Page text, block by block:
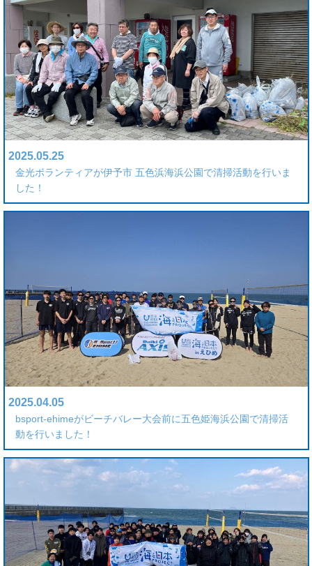
2025.05.25
金光ボランティアが伊予市 五色浜海浜公園で清掃活動を行いま
した！
2025.04.05
bsport-ehimeがビーチバレー大会前に五色姫海浜公園で清掃活
動を行いました！